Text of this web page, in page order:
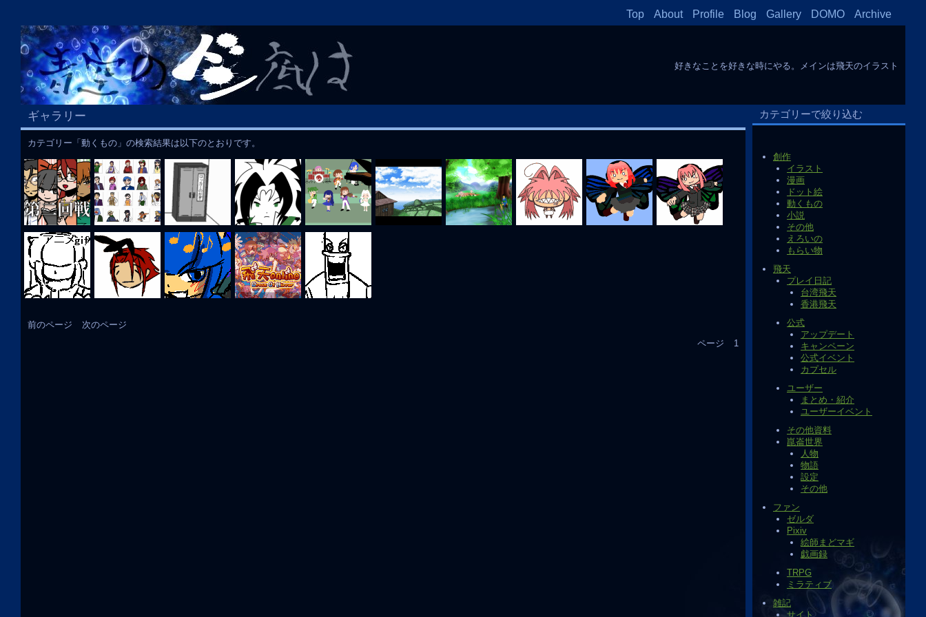
Top About Profile Blog Gallery DOMO Archive
好きなことを好きな時にやる。メインは飛天のイラスト
カテゴリーで絞り込む
創作
イラスト
漫画
ドット絵
動くもの
小説
その他
えろいの
もらい物
飛天
プレイ日記
台湾飛天
香港飛天
公式
アップデート
キャンペーン
公式イベント
カプセル
ユーザー
まとめ・紹介
ユーザーイベント
その他資料
崑崙世界
人物
物語
設定
その他
ファン
ゼルダ
Pixiv
絵師まどマギ
戯画録
TRPG
ミラティブ
雑記
サイト
ギャラリー
カテゴリー「動くもの」の検索結果は以下のとおりです。
前のページ
次のページ
ページ
1